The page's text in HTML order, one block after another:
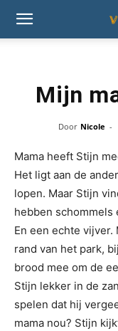
Mijn
Door Nicole -
Mama heeft Stijn
Het ligt aan de
lopen. Maar Stijn
hebben schommels
En een echte vijver.
rand van het park,
brood mee om de
Stijn lekker in de
spelen dat hij
mama nou? Stijn